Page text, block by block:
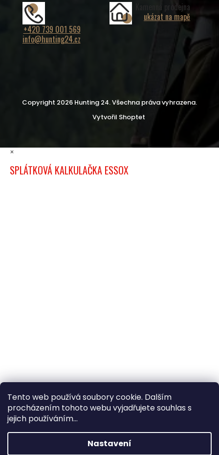
Tento web používá soubory cookie. Dalším
procházením tohoto webu vyjadřujete souhlas s
jejich používáním...
Nastavení
+420 739 001 569
info@hunting24.cz
Kamenná prodejna
ukázat na mapě
Vytvořil Shoptet
Copyright 2026 Hunting 24. Všechna práva vyhrazena.
×
SPLÁTKOVÁ KALKULAČKA ESSOX
×
Hledáte nejvýhodnější cenu? Získáte jí
pomocíregistrace